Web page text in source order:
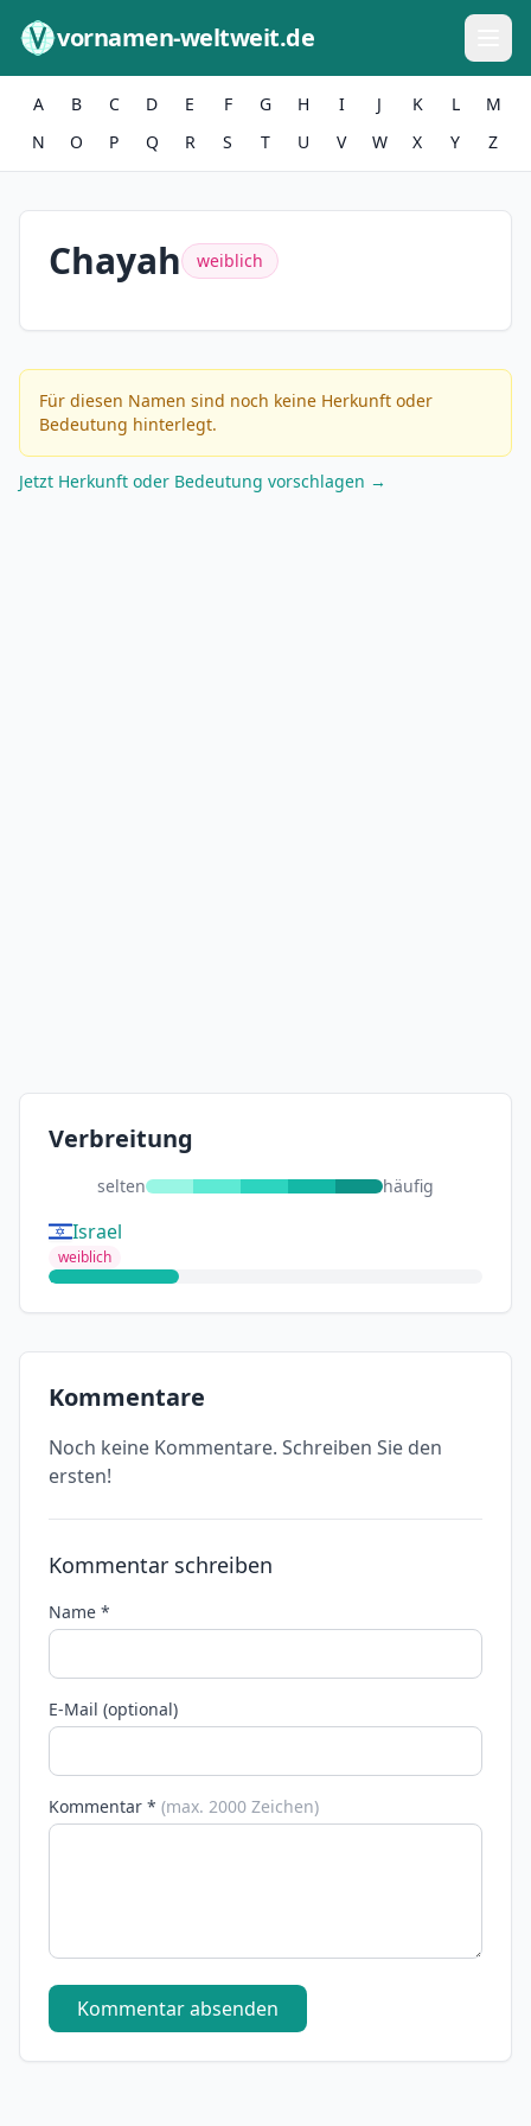
vornamen-weltweit.de
A B C D E F G H I J K L
M
N
O P Q R S T U V W X Y Z
Chayah weiblich
Für diesen Namen sind noch keine Herkunft oder
Bedeutung hinterlegt.
Jetzt Herkunft oder Bedeutung vorschlagen →
Verbreitung
selten häufig
Israel
weiblich
Kommentare
Noch keine Kommentare. Schreiben Sie den
ersten!
Kommentar schreiben
Name *
E-Mail (optional)
Kommentar * (max. 2000 Zeichen)
Kommentar absenden